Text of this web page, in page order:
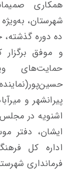
همکاری
شهرستان،
ده دوره
و موفق برگزار
حمایت‌های
پیرانشهر و
اشنویه در
ایشان، دفتر
اداره کل
فرمانداری